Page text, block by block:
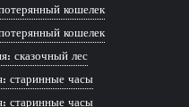
кошелек
кошелек
сказочный лес
старинные часы
старинные часы